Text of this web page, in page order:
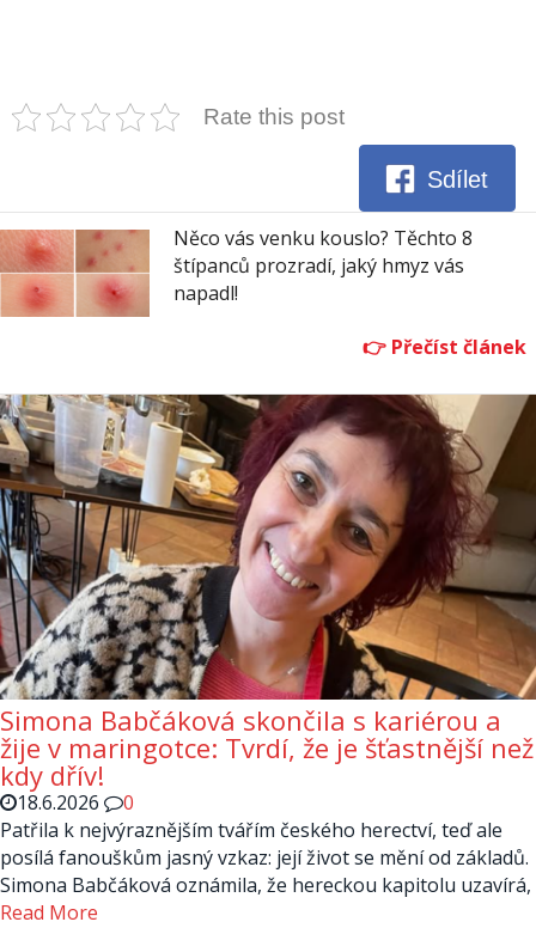
Rate this post
Sdílet
Něco vás venku kouslo? Těchto 8
štípanců prozradí, jaký hmyz vás
napadl!
Simona Babčáková skončila s kariérou a
žije v maringotce: Tvrdí, že je šťastnější než
kdy dřív!
18.6.2026
0
Patřila k nejvýraznějším tvářím českého herectví, teď ale
posílá fanouškům jasný vzkaz: její život se mění od základů.
Simona Babčáková oznámila, že hereckou kapitolu uzavírá,
Read More